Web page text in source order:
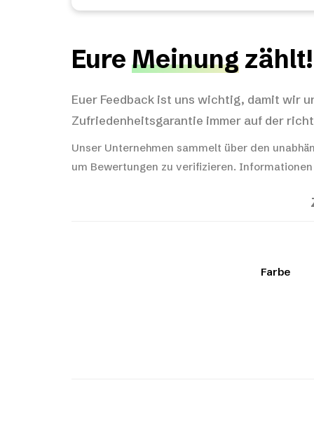
Eure Meinung zählt!
Euer Feedback ist uns wichtig, damit wir
Zufriedenheitsgarantie immer auf der
Unser Unternehmen sammelt über den
um Bewertungen zu verifizieren. Informationen
Farbe